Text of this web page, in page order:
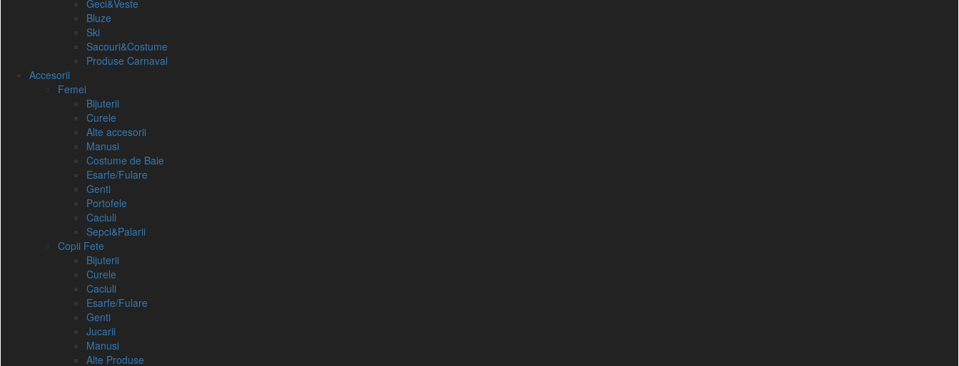
Geci&Veste
Bluze
Ski
Sacouri&Costume
Produse Carnaval
Accesorii
Femei
Bijuterii
Curele
Alte accesorii
Manusi
Costume de Baie
Esarfe/Fulare
Genti
Portofele
Caciuli
Sepci&Palarii
Copii Fete
Bijuterii
Curele
Caciuli
Esarfe/Fulare
Genti
Jucarii
Manusi
Alte Produse